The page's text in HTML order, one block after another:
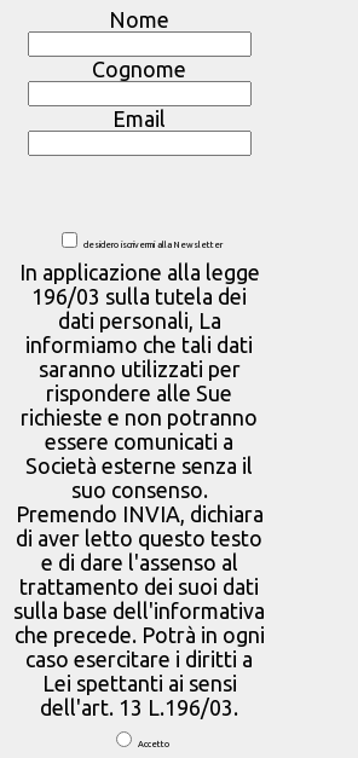
Nome
Cognome
Email
desidero iscrivermi alla Newsletter
In applicazione alla legge
196/03 sulla tutela dei
dati personali, La
informiamo che tali dati
saranno utilizzati per
rispondere alle Sue
richieste e non potranno
essere comunicati a
Società esterne senza il
suo consenso.
Premendo INVIA, dichiara
di aver letto questo testo
e di dare l'assenso al
trattamento dei suoi dati
sulla base dell'informativa
che precede. Potrà in ogni
caso esercitare i diritti a
Lei spettanti ai sensi
dell'art. 13 L.196/03.
Accetto